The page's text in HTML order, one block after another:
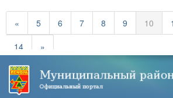
« 5 6 7 8 9 10
14
»